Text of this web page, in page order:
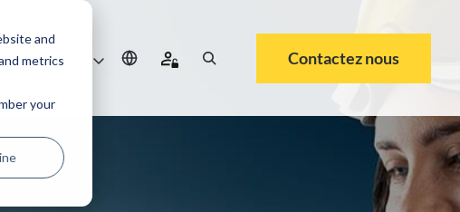
and
metrics
your
Carrière Contactez nous